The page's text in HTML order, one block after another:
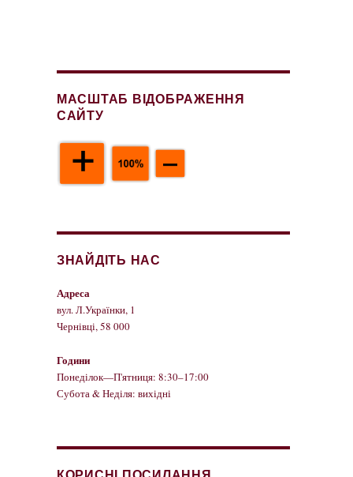
МАСШТАБ ВІДОБРАЖЕННЯ
САЙТУ
ЗНАЙДІТЬ НАС
Адреса
вул. Л.Українки, 1
Чернівці, 58 000
Години
Понеділок—П'ятниця: 8:30–17:00
Субота & Неділя: вихідні